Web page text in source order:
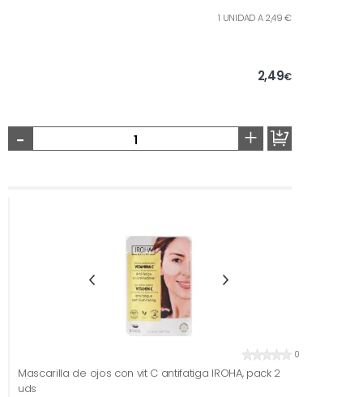
1 UNIDAD A 2,49 €
2,49€
- +
0
Mascarilla de ojos con vit C antifatiga IROHA, pack 2
uds